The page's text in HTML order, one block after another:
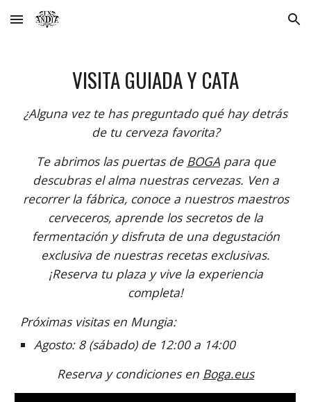
Skip to main content Skip to navigation
VISITA GUIADA Y CATA
¿Alguna vez te has preguntado qué hay detrás
de tu cerveza favorita?
Te abrimos las puertas de BOGApara que
descubras el alma nuestras cervezas. Ven a
recorrer la fábrica, conoce a nuestros maestros
cerveceros, aprende los secretos de la
fermentación y disfruta de una degustación
exclusiva de nuestras recetas exclusivas.
¡Reserva tu plaza y vive la experiencia
completa!
Próximas visitas en Mungia:
Agosto: 8 (sábado) de 12:00 a 14:00
Reserva y condiciones en Boga.eus